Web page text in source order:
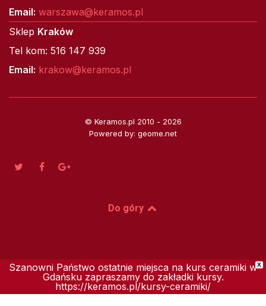
Email: warszawa@keramos.pl
Sklep Kraków
Tel kom: 516 147 939
Email: krakow@keramos.pl
© Keramos.pl 2010 - 2026
Powered by: geome.net
Do góry
X
Szanowni Państwo ostatnie miejsca na kurs ceramiki w
Gdańsku zapraszamy do zakładki kursy.
https://keramos.pl/kursy-ceramiki/